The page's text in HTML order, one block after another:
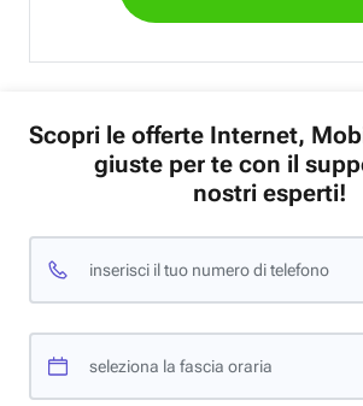
Scopri le offerte Internet,
giuste per te con il
nostri esperti!
inserisci il tuo numero di telefono
seleziona la fascia oraria